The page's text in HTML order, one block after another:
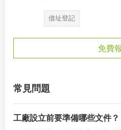
借址登記
免費
常見問題
工廠設立前要準備哪些文件？